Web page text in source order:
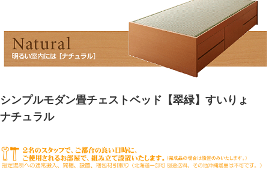
シンプルモダン畳チェストベッド【翠緑】すいりょ
ナチュラル